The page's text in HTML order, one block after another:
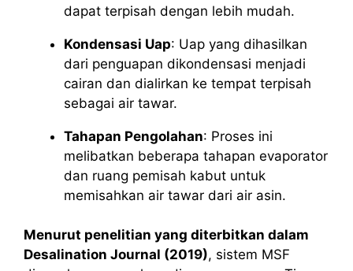
dapat terpisah dengan lebih mudah.
Kondensasi Uap: Uap yang dihasilkan
dari penguapan dikondensasi menjadi
cairan dan dialirkan ke tempat terpisah
sebagai air tawar.
Tahapan Pengolahan: Proses ini
melibatkan beberapa tahapan evaporator
dan ruang pemisah kabut untuk
memisahkan air tawar dari air asin.
Menurut penelitian yang diterbitkan dalam
Desalination Journal (2019), sistem MSF